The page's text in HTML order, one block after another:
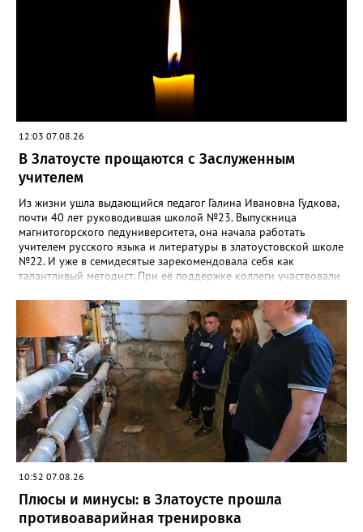
12:03 07.08.26
В Златоусте прощаются с Заслуженным
учителем
Из жизни ушла выдающийся педагог Галина Ивановна Гудкова,
почти 40 лет руководившая школой №23. Выпускница
магнитогорского педуниверситета, она начала работать
учителем русского языка и литературы в златоустовской школе
№22. И уже в семидесятые зарекомендовала себя как
талантливый методист. При её поддержке коллеги участвовали
«Благодаря её мудрому руководству в школе сформировался
сильный педагогический коллектив, объединённый общими
ценностями и любовью к своему делу. Для многих Галина
Ивановна навсегда останется не только талантливым
руководителем, но и настоящим Учителем с большой буквы», -
говорится в сообществе школы №23 во ВКонтакте. Свои
соболезнования семье Галины Ивановны выразил глава
Златоуста Олег Решетников. «Её вклад зафиксирован в
важнейших документах школы, но главное - он остался в
людях: в тех учителях, которых она поддержала, в тех
учениках, которых она вдохновила. Заслуженный учитель РФ,
«Отличник народного просвещения», обладатель медали «За
доблестный труд», Галина Ивановна оставила не только
награды и документы, но и работающий, живой механизм
школы, который продолжает жить её принципами», - говорится
в некрологе.
10:52 07.08.26
Плюсы и минусы: в Златоусте прошла
противоаварийная тренировка